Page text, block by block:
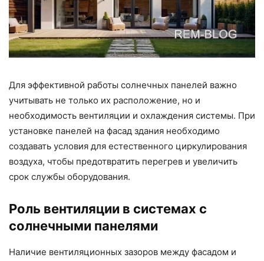
Для эффективной работы солнечных панелей важно
учитывать не только их расположение, но и
необходимость вентиляции и охлаждения системы. При
установке панелей на фасад здания необходимо
создавать условия для естественного циркулирования
воздуха, чтобы предотвратить перегрев и увеличить
срок службы оборудования.
Роль вентиляции в системах с
солнечными панелями
Наличие вентиляционных зазоров между фасадом и